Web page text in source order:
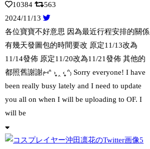
10384
563
2024/11/13
各位寶寶不好意思 因為最近行程安排的關係
有幾天發圖包的時間要改 原定11/13改為
11/14發佈 原定11/20改為11/21發佈 其他的
都照舊謝謝₍⑅ᐢ ›̥̥̥ ‸ ‹̥̥̥ ᐢ₎ Sorry everyone! I have
been really busy lately and I need to update
you all on when I will be uploading to OF. I
will be